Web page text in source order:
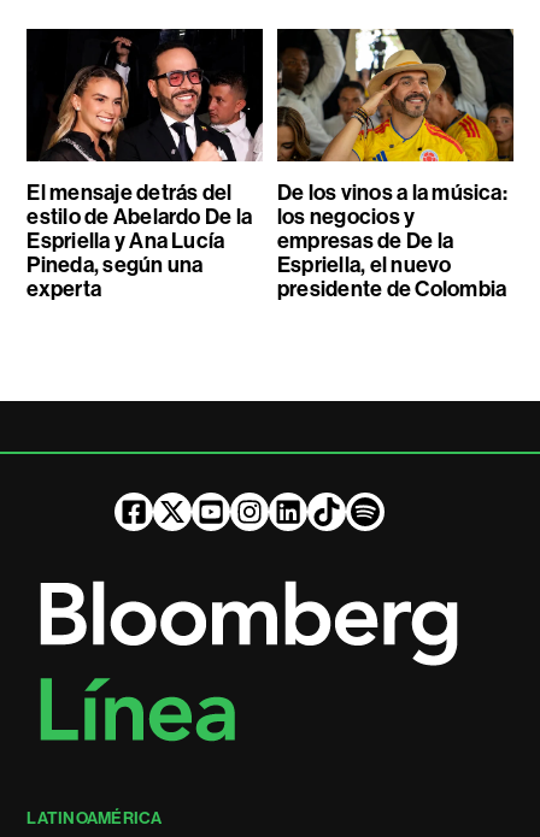
El mensaje detrás del
estilo de Abelardo De la
Espriella y Ana Lucía
Pineda, según una
experta
De los vinos a la música:
los negocios y
empresas de De la
Espriella, el nuevo
presidente de Colombia
LATINOAMÉRICA